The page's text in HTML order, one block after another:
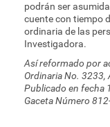
podrán ser
cuente con tiempo
ordinaria de las
Investigadora.
Así reformado por
Ordinaria No. 3233,
Publicado en fecha
Gaceta Número